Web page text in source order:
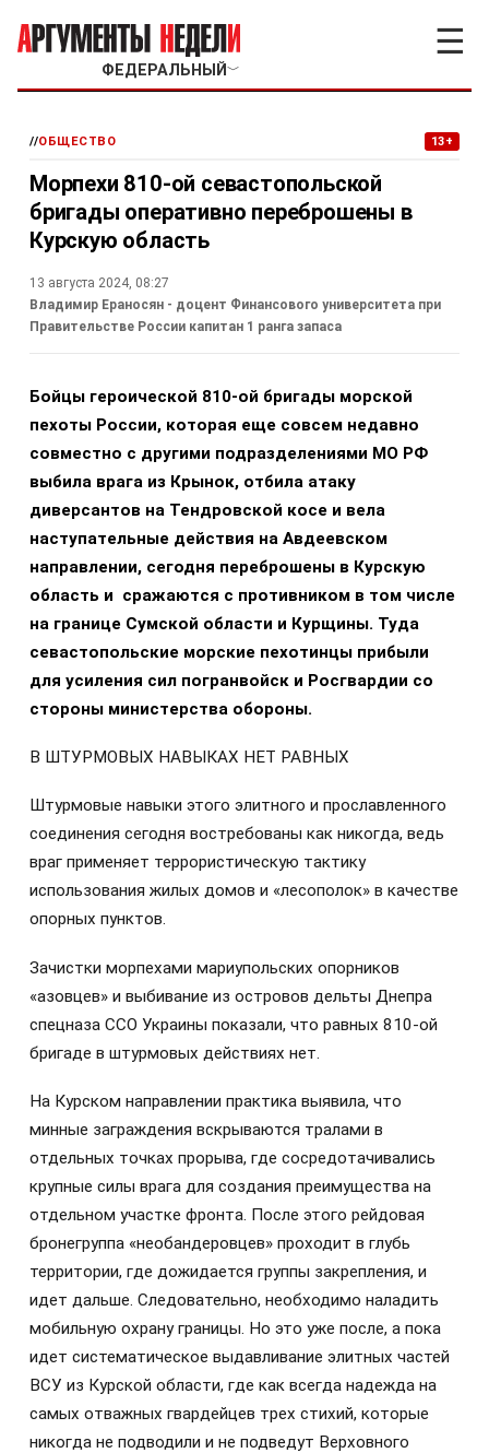
ФЕДЕРАЛЬНЫЙ ﹀
☰
//ОБЩЕСТВО 13+
Морпехи 810-ой севастопольской
бригады оперативно переброшены в
Курскую область
13 августа 2024, 08:27
Владимир Ераносян - доцент Финансового университета при
Правительстве России капитан 1 ранга запаса
Бойцы героической 810-ой бригады морской
пехоты России, которая еще совсем недавно
совместно с другими подразделениями МО РФ
выбила врага из Крынок, отбила атаку
диверсантов на Тендровской косе и вела
наступательные действия на Авдеевском
направлении, сегодня переброшены в Курскую
область и сражаются с противником в том числе
на границе Сумской области и Курщины. Туда
севастопольские морские пехотинцы прибыли
для усиления сил погранвойск и Росгвардии со
стороны министерства обороны.
В ШТУРМОВЫХ НАВЫКАХ НЕТ РАВНЫХ
Штурмовые навыки этого элитного и прославленного
соединения сегодня востребованы как никогда, ведь
враг применяет террористическую тактику
использования жилых домов и «лесополок» в качестве
опорных пунктов.
Зачистки морпехами мариупольских опорников
«азовцев» и выбивание из островов дельты Днепра
спецназа ССО Украины показали, что равных 810-ой
бригаде в штурмовых действиях нет.
На Курском направлении практика выявила, что
минные заграждения вскрываются тралами в
отдельных точках прорыва, где сосредотачивались
крупные силы врага для создания преимущества на
отдельном участке фронта. После этого рейдовая
бронегруппа «необандеровцев» проходит в глубь
территории, где дожидается группы закрепления, и
идет дальше. Следовательно, необходимо наладить
мобильную охрану границы. Но это уже после, а пока
идет систематическое выдавливание элитных частей
ВСУ из Курской области, где как всегда надежда на
самых отважных гвардейцев трех стихий, которые
никогда не подводили и не подведут Верховного